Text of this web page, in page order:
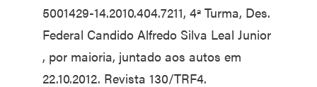
5001429-14.2010.404.7211, 4ª Turma, Des.
Federal Candido Alfredo Silva Leal Junior
, por maioria, juntado aos autos em
22.10.2012. Revista 130/TRF4.